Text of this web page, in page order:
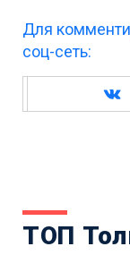
Для
соц-сеть:
ТОП